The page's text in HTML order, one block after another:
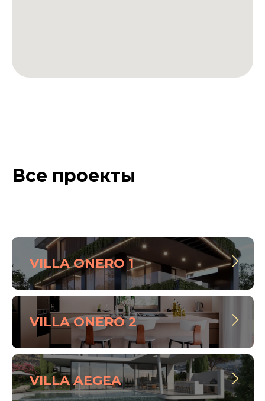
Все проекты
VILLA ONERO 1
VILLA ONERO 2
VILLA AEGEA